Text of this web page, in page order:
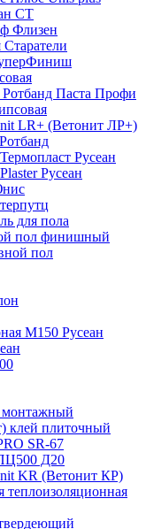
СТ
Флизен
Паста Профи
LR+ (Ветонит ЛР+)
Русеан
Русеан
для пола
пол финишный
пол
М150 Русеан
монтажный
клей плиточный
SR-67
Д20
KR (Ветонит КР)
теплоизоляционная